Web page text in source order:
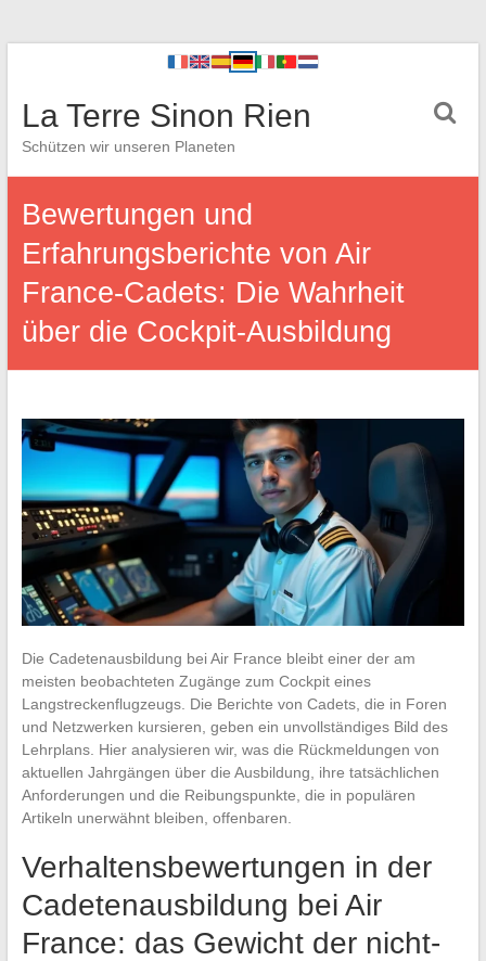
La Terre Sinon Rien
Schützen wir unseren Planeten
Bewertungen und
Erfahrungsberichte von Air
France-Cadets: Die Wahrheit
über die Cockpit-Ausbildung
Die Cadetenausbildung bei Air France bleibt einer der am
meisten beobachteten Zugänge zum Cockpit eines
Langstreckenflugzeugs. Die Berichte von Cadets, die in Foren
und Netzwerken kursieren, geben ein unvollständiges Bild des
Lehrplans. Hier analysieren wir, was die Rückmeldungen von
aktuellen Jahrgängen über die Ausbildung, ihre tatsächlichen
Anforderungen und die Reibungspunkte, die in populären
Artikeln unerwähnt bleiben, offenbaren.
Verhaltensbewertungen in der
Cadetenausbildung bei Air
France: das Gewicht der nicht-